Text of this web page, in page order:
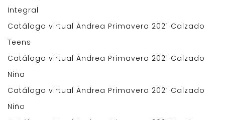
Integral
Catálogo virtual Andrea Primavera 2021 Calzado
Teens
Catálogo virtual Andrea Primavera 2021 Calzado
Niña
Catálogo virtual Andrea Primavera 2021 Calzado
Niño